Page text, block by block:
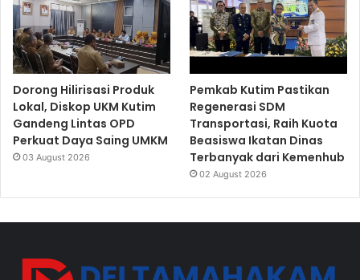
Dorong Hilirisasi Produk
Lokal, Diskop UKM Kutim
Gandeng Lintas OPD
Perkuat Daya Saing UMKM
03 August 2026
Pemkab Kutim Pastikan
Regenerasi SDM
Transportasi, Raih Kuota
Beasiswa Ikatan Dinas
Terbanyak dari Kemenhub
02 August 2026